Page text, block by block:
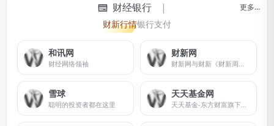
财经银行
财新行情银行支付
更多…
和讯网
财经网络领袖
财新网
财新网与财新《财新周刊》、财新《中国改革》、《比较》同属财新传媒。财新网定位于原创财经新媒体，整合资讯、观点、多媒体、互动等信息时代形态丰富的媒体产品，以客观、专业的视角，实时输出高品质原创内容，为中国政界、学界和产业界精英提供每日经济活动必需的财经新闻和资讯评论
雪球
聪明的投资者都在这里
天天基金网
天天基金-东方财富旗下专业的基金交易平台。大数据多维度助你选出好基金，申购费率1折起，投资理财轻松上手。提供基金交易、金融资讯、收益查询等全方位服务。